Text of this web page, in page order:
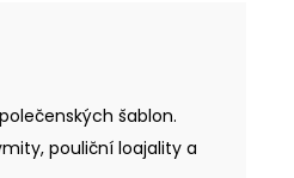
šablon.
pouliční loajality a